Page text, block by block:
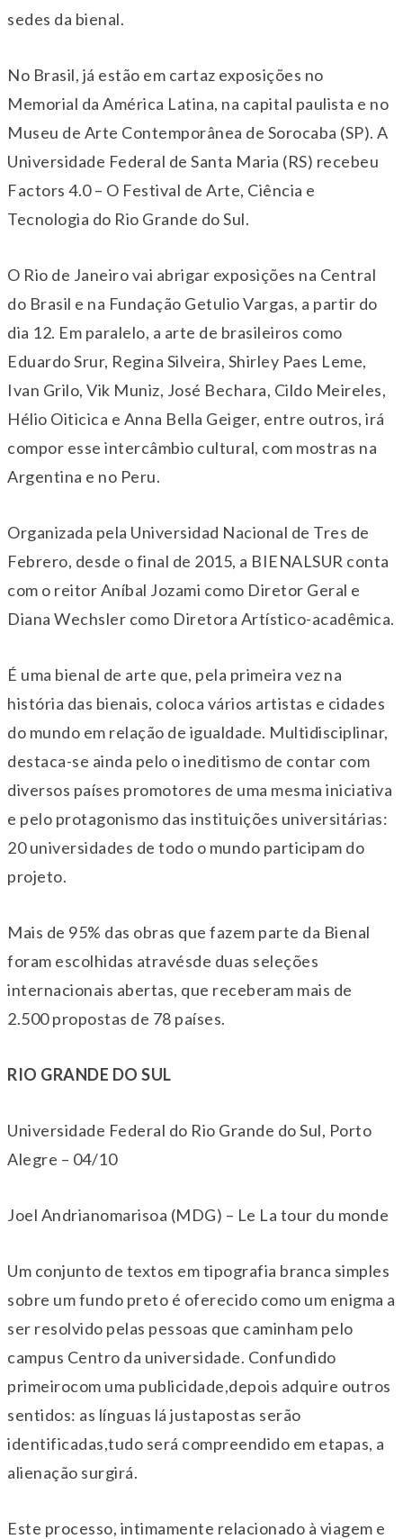
sedes da bienal.
No Brasil, já estão em cartaz exposições no
Memorial da América Latina, na capital paulista e no
Museu de Arte Contemporânea de Sorocaba (SP). A
Universidade Federal de Santa Maria (RS) recebeu
Factors 4.0 – O Festival de Arte, Ciência e
Tecnologia do Rio Grande do Sul.
O Rio de Janeiro vai abrigar exposições na Central
do Brasil e na Fundação Getulio Vargas, a partir do
dia 12. Em paralelo, a arte de brasileiros como
Eduardo Srur, Regina Silveira, Shirley Paes Leme,
Ivan Grilo, Vik Muniz, José Bechara, Cildo Meireles,
Hélio Oiticica e Anna Bella Geiger, entre outros, irá
compor esse intercâmbio cultural, com mostras na
Argentina e no Peru.
Organizada pela Universidad Nacional de Tres de
Febrero, desde o final de 2015, a BIENALSUR conta
com o reitor Aníbal Jozami como Diretor Geral e
Diana Wechsler como Diretora Artístico-acadêmica.
É uma bienal de arte que, pela primeira vez na
história das bienais, coloca vários artistas e cidades
do mundo em relação de igualdade. Multidisciplinar,
destaca-se ainda pelo o ineditismo de contar com
diversos países promotores de uma mesma iniciativa
e pelo protagonismo das instituições universitárias:
20 universidades de todo o mundo participam do
projeto.
Mais de 95% das obras que fazem parte da Bienal
foram escolhidas atravésde duas seleções
internacionais abertas, que receberam mais de
2.500 propostas de 78 países.
RIO GRANDE DO SUL
Universidade Federal do Rio Grande do Sul, Porto
Alegre – 04/10
Joel Andrianomarisoa (MDG) – Le La tour du monde
Um conjunto de textos em tipografia branca simples
sobre um fundo preto é oferecido como um enigma a
ser resolvido pelas pessoas que caminham pelo
campus Centro da universidade. Confundido
primeirocom uma publicidade,depois adquire outros
sentidos: as línguas lá justapostas serão
identificadas,tudo será compreendido em etapas, a
alienação surgirá.
Este processo, intimamente relacionado à viagem e